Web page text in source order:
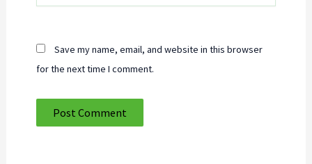
Save my name, email, and website in this browser
for the next time I comment.